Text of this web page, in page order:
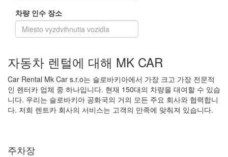
차량 인수 장소
자동차 렌털에 대해 MK CAR
Car Rental Mk Car s.r.o는 슬로바키아에서 가장 크고 가장 전문적
인 렌터카 업체 중 하나입니다. 현재 150대의 차량을 대여할 수 있습
니다. 우리는 슬로바키아 공화국의 거의 모든 주요 회사와 협력합니
다. 저희 렌트카 회사의 서비스는 고객의 만족에 맞춰져 있습니다.
주차장